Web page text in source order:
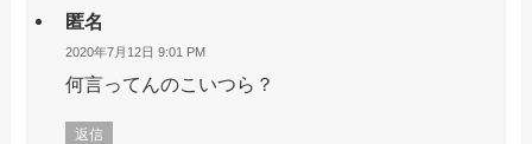
匿名
2020年7月12日 9:01 PM
何言ってんのこいつら？
返信